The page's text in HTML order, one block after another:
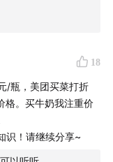
18
/瓶，美团买菜打折
格。买牛奶我注重价
识！请继续分享~